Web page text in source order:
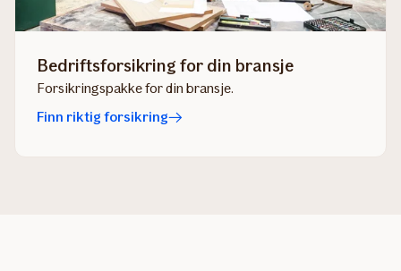
Bedriftsforsikring for din bransje
Forsikringspakke for din bransje.
Finn riktig forsikring